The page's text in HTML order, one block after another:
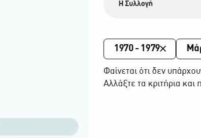
Η Συλλογή
1970 - 1979
Φαίνεται ότι δεν
Αλλάξτε τα κριτήρια